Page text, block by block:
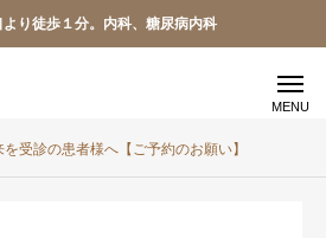
より徒歩１分。内科、糖尿病内科
受診の患者様へ【ご予約のお願い】
WEB 予約